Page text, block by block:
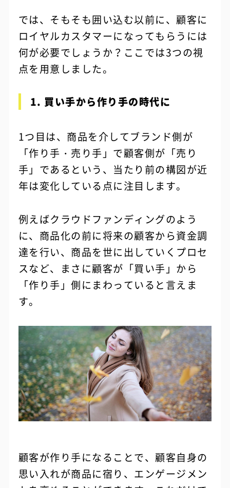
では、そもそも囲い込む以前に、顧客に
ロイヤルカスタマーになってもらうには
何が必要でしょうか？ここでは3つの視
点を用意しました。
1. 買い手から作り手の時代に
1つ目は、商品を介してブランド側が
「作り手・売り手」で顧客側が「売り
手」であるという、当たり前の構図が近
年は変化している点に注目します。
例えばクラウドファンディングのよう
に、商品化の前に将来の顧客から資金調
達を行い、商品を世に出していくプロセ
スなど、まさに顧客が「買い手」から
「作り手」側にまわっていると言えま
す。
顧客が作り手になることで、顧客自身の
思い入れが商品に宿り、エンゲージメン